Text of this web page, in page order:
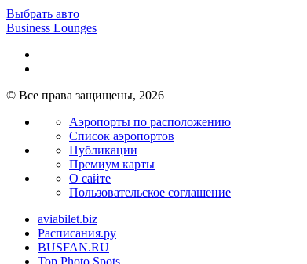
Выбрать авто
Business Lounges
© Все права защищены, 2026
Аэропорты по расположению
Список аэропортов
Публикации
Премиум карты
О сайте
Пользовательское соглашение
aviabilet.biz
Расписания.ру
BUSFAN.RU
Top Photo Spots